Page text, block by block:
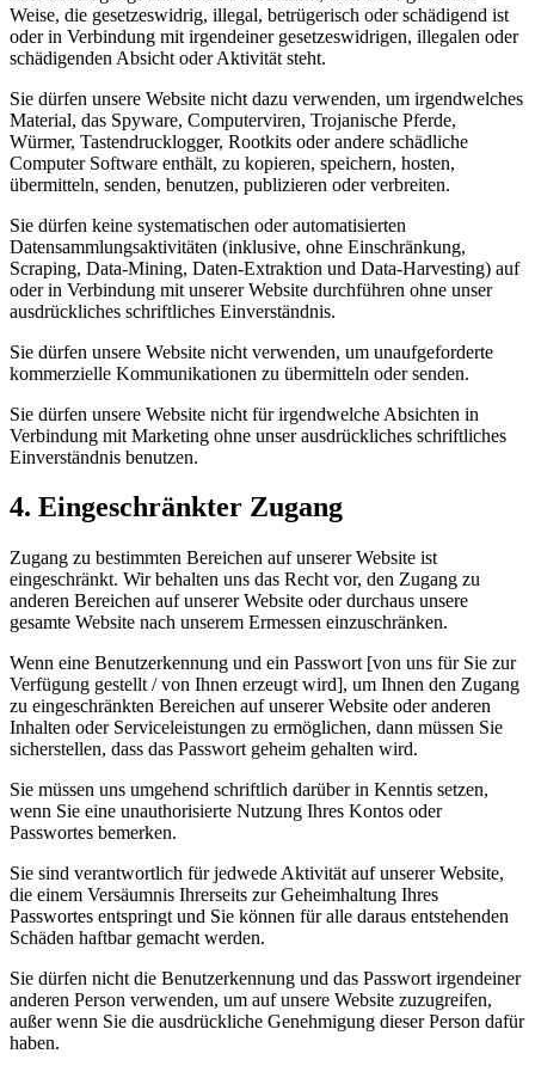
Weise, die gesetzeswidrig, illegal, betrügerisch oder schädigend ist
oder in Verbindung mit irgendeiner gesetzeswidrigen, illegalen oder
schädigenden Absicht oder Aktivität steht.
Sie dürfen unsere Website nicht dazu verwenden, um irgendwelches
Material, das Spyware, Computerviren, Trojanische Pferde,
Würmer, Tastendrucklogger, Rootkits oder andere schädliche
Computer Software enthält, zu kopieren, speichern, hosten,
übermitteln, senden, benutzen, publizieren oder verbreiten.
Sie dürfen keine systematischen oder automatisierten
Datensammlungsaktivitäten (inklusive, ohne Einschränkung,
Scraping, Data-Mining, Daten-Extraktion und Data-Harvesting) auf
oder in Verbindung mit unserer Website durchführen ohne unser
ausdrückliches schriftliches Einverständnis.
Sie dürfen unsere Website nicht verwenden, um unaufgeforderte
kommerzielle Kommunikationen zu übermitteln oder senden.
Sie dürfen unsere Website nicht für irgendwelche Absichten in
Verbindung mit Marketing ohne unser ausdrückliches schriftliches
Einverständnis benutzen.
4. Eingeschränkter Zugang
Zugang zu bestimmten Bereichen auf unserer Website ist
eingeschränkt. Wir behalten uns das Recht vor, den Zugang zu
anderen Bereichen auf unserer Website oder durchaus unsere
gesamte Website nach unserem Ermessen einzuschränken.
Wenn eine Benutzerkennung und ein Passwort [von uns für Sie zur
Verfügung gestellt / von Ihnen erzeugt wird], um Ihnen den Zugang
zu eingeschränkten Bereichen auf unserer Website oder anderen
Inhalten oder Serviceleistungen zu ermöglichen, dann müssen Sie
sicherstellen, dass das Passwort geheim gehalten wird.
Sie müssen uns umgehend schriftlich darüber in Kenntis setzen,
wenn Sie eine unauthorisierte Nutzung Ihres Kontos oder
Passwortes bemerken.
Sie sind verantwortlich für jedwede Aktivität auf unserer Website,
die einem Versäumnis Ihrerseits zur Geheimhaltung Ihres
Passwortes entspringt und Sie können für alle daraus entstehenden
Schäden haftbar gemacht werden.
Sie dürfen nicht die Benutzerkennung und das Passwort irgendeiner
anderen Person verwenden, um auf unsere Website zuzugreifen,
außer wenn Sie die ausdrückliche Genehmigung dieser Person dafür
haben.